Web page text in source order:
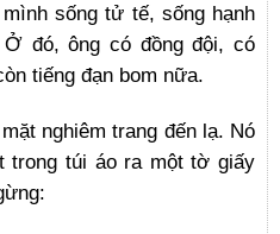
sống tử tế, sống hạnh
đó, ông có đồng đội, có
tiếng đạn bom nữa.
nghiêm trang đến lạ. Nó
trong túi áo ra một tờ giấy